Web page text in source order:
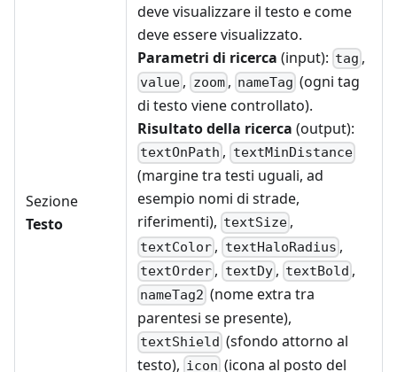
Sezione
Testo
deve visualizzare il testo e come
deve essere visualizzato.
Parametri di ricerca (input): tag ,
value , zoom, nameTag (ogni tag
di testo viene controllato).
Risultato della ricerca (output):
textOnPath , textMinDistance
(margine tra testi uguali, ad
esempio nomi di strade,
riferimenti), textSize ,
textColor , textHaloRadius ,
textOrder , textDy, textBold ,
nameTag2 (nome extra tra
parentesi se presente),
textShield (sfondo attorno al
testo), icon (icona al posto del